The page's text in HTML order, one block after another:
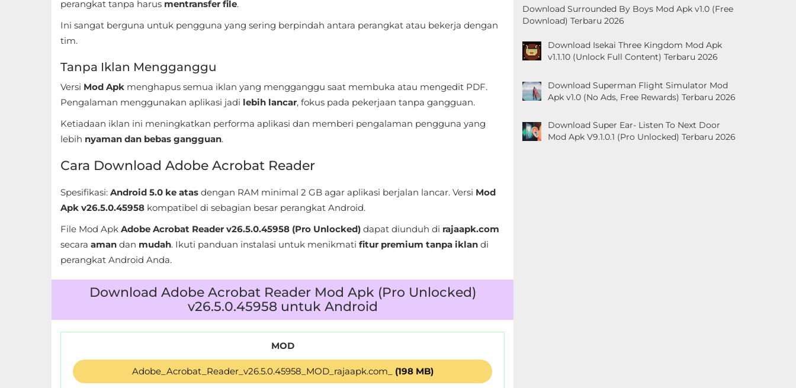
Communication
perangkat tanpa harus mentransfer file.
Ini sangat berguna untuk pengguna yang sering berpindah antara perangkat atau bekerja dengan
tim.
Tanpa Iklan Mengganggu
Versi Mod Apk menghapus semua iklan yang mengganggu saat membuka atau mengedit PDF.
Pengalaman menggunakan aplikasi jadi lebih lancar, fokus pada pekerjaan tanpa gangguan.
Ketiadaan iklan ini meningkatkan performa aplikasi dan memberi pengalaman pengguna yang
lebih nyaman dan bebas gangguan.
Cara Download Adobe Acrobat Reader
Spesifikasi: Android 5.0 ke atas dengan RAM minimal 2 GB agar aplikasi berjalan lancar. Versi Mod
Apk v26.5.0.45958 kompatibel di sebagian besar perangkat Android.
File Mod Apk Adobe Acrobat Reader v26.5.0.45958 (Pro Unlocked) dapat diunduh di rajaapk.com
secara aman dan mudah. Ikuti panduan instalasi untuk menikmati fitur premium tanpa iklan di
perangkat Android Anda.
Download Adobe Acrobat Reader Mod Apk (Pro Unlocked)
v26.5.0.45958 untuk Android
MOD
Adobe_Acrobat_Reader_v26.5.0.45958_MOD_rajaapk.com_ (198 MB)
Download Surrounded By Boys Mod Apk v1.0 (Free
Download) Terbaru 2026
Download Isekai Three Kingdom Mod Apk
v1.1.10 (Unlock Full Content) Terbaru 2026
Download Superman Flight Simulator Mod
Apk v1.0 (No Ads, Free Rewards) Terbaru 2026
Download Super Ear- Listen To Next Door
Mod Apk V9.1.0.1 (Pro Unlocked) Terbaru 2026